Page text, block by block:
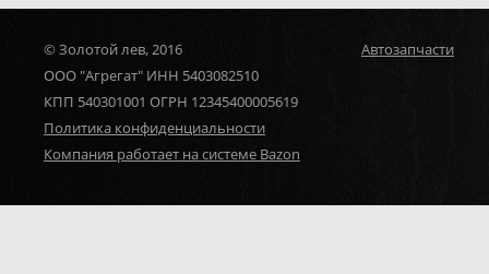
© Золотой лев, 2016
ООО "Агрегат" ИНН 5403082510
КПП 540301001 ОГРН 12345400005619
Политика конфиденциальности
Компания работает на системе Bazon
Автозапчасти